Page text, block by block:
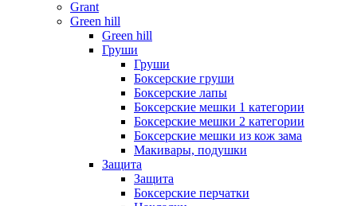
Grant
Green hill
Green hill
Груши
Груши
Боксерские груши
Боксерские лапы
Боксерские мешки 1 категории
Боксерские мешки 2 категории
Боксерские мешки из кож зама
Макивары, подушки
Защита
Защита
Боксерские перчатки